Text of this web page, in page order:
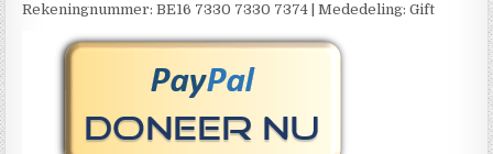
Rekeningnummer: BE16 7330 7330 7374 | Mededeling: Gift